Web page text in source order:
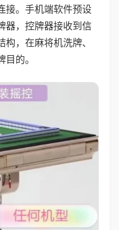
接。手机端软件预设
器，控牌器接收到信
，在麻将机洗牌、
的。